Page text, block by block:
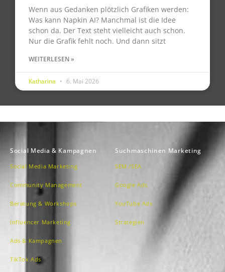
Wenn aus Gedanken plötzlich Grafiken werden:
Was kann Napkin AI? Manchmal ist die Idee
schon da. Der Text steht vielleicht auch schon.
Nur die Grafik fehlt noch. Und dann sitzt
WEITERLESEN »
Katharina 6. Mai 2026
Social Media & Kampagnen
Social Media Marketing
Community Management
Beratung & Workshops
Influencer Marketing
Ads & Kampagnen
TikTok Ads
Suchmaschinen Marketing
SEM /SEA
Google Ads
YouTube Ads
Strategien